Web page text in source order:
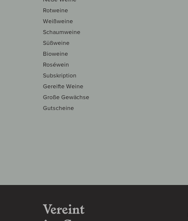
Rotweine
Weißweine
Schaumweine
Süßweine
Bioweine
Roséwein
Subskription
Gereifte Weine
Große Gewächse
Gutscheine